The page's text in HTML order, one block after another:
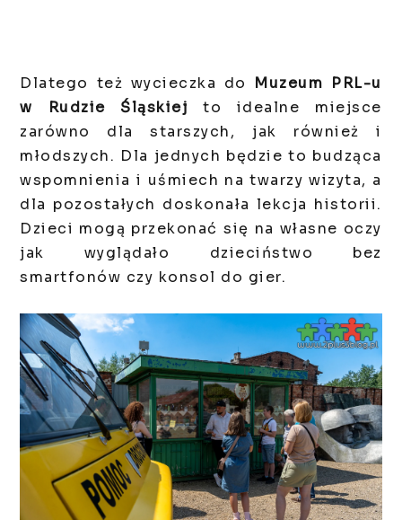
Dlatego też wycieczka do Muzeum PRL-u
w Rudzie Śląskiejto idealne miejsce
zarówno dla starszych, jak również i
młodszych. Dla jednych będzie to budząca
wspomnienia i uśmiech na twarzy wizyta, a
dla pozostałych doskonała lekcja historii.
Dzieci mogą przekonać się na własne oczy
jak wyglądało dzieciństwo bez
smartfonów czy konsol do gier.